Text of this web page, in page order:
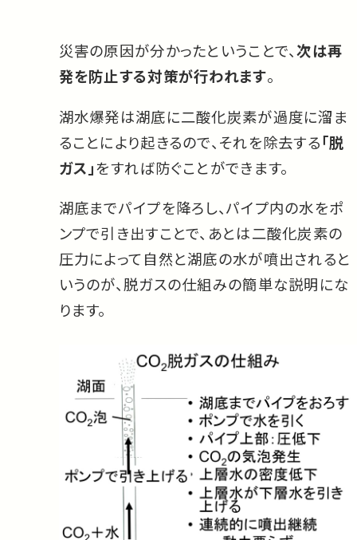
災害の原因が分かったということで、次は再
発を防止する対策が行われます。
湖水爆発は湖底に二酸化炭素が過度に溜ま
ることにより起きるので、それを除去する「脱
ガス」をすれば防ぐことができます。
湖底までパイプを降ろし、パイプ内の水をポ
ンプで引き出すことで、あとは二酸化炭素の
圧力によって自然と湖底の水が噴出されると
いうのが、脱ガスの仕組みの簡単な説明にな
ります。